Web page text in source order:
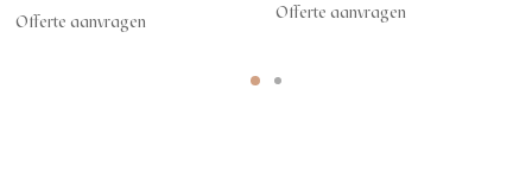
Offerte aanvragen Offerte aanvragen